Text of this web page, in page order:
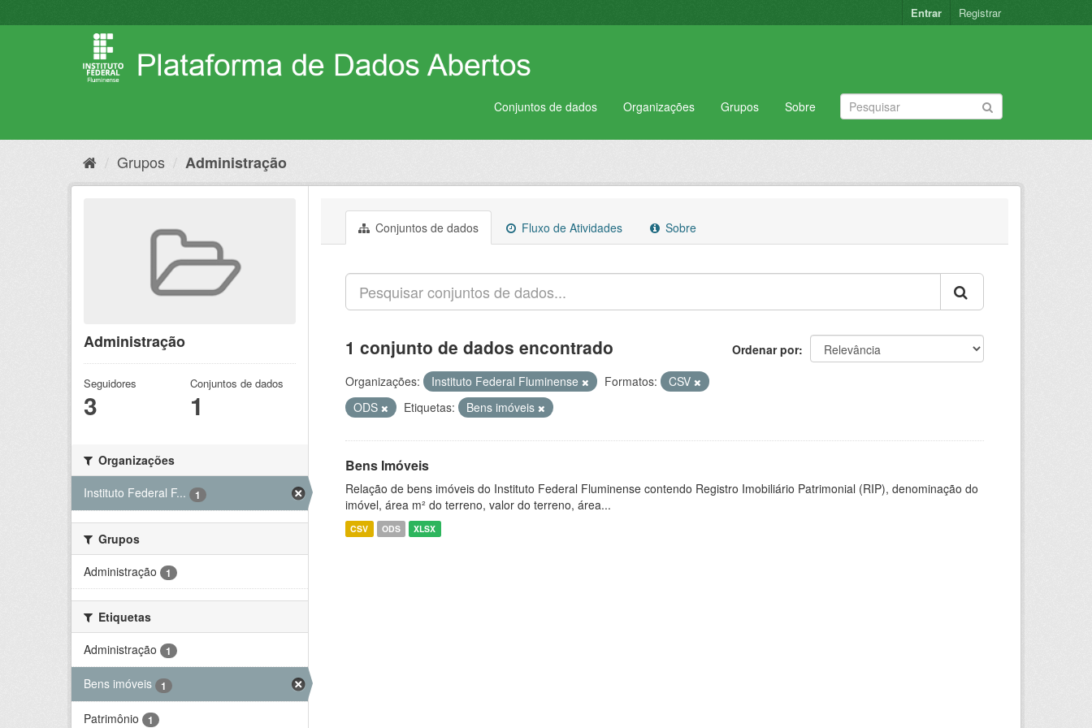
para
Entrar Registrar
Conjuntos de dados Organizações Grupos Sobre
Grupos Administração
Administração
Seguidores
3
Conjuntos de dados
1
Organizações
Instituto Federal F...
1
Grupos
Administração
1
Etiquetas
Administração
1
Bens imóveis 1
Patrimônio 1
Conjuntos de dados Fluxo de Atividades Sobre
Ordenar por
1 conjunto de dados encontrado
Organizações: Instituto Federal Fluminense Formatos:
CSV
ODS
Etiquetas: Bens imóveis
Bens Imóveis
Relação de bens imóveis do Instituto Federal Fluminense contendo Registro Imobiliário Patrimonial (RIP), denominação do
imóvel, área m² do terreno, valor do terreno, área...
CSV ODS XLSX